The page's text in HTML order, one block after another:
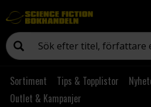
Sortiment Tips & Topplistor
Outlet & Kampanjer